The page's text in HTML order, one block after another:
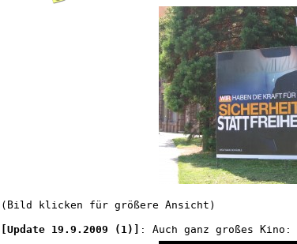
(Bild klicken für größere Ansicht)
[Update 19.9.2009 (1)] : Auch ganz großes Kino: